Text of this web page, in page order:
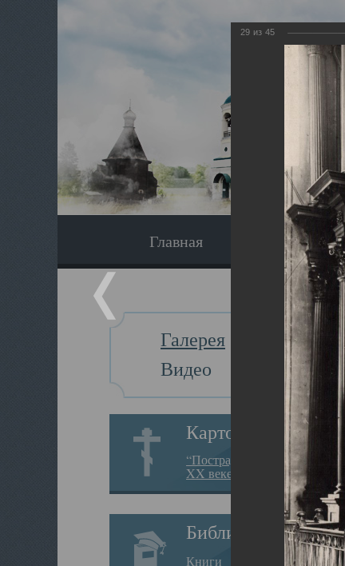
Главная Экскурсия
Галерея
Видео
Картотека
“Пострадавшие за веру в
XX веке на Севере”
Библиотека
Книги
29 из 45